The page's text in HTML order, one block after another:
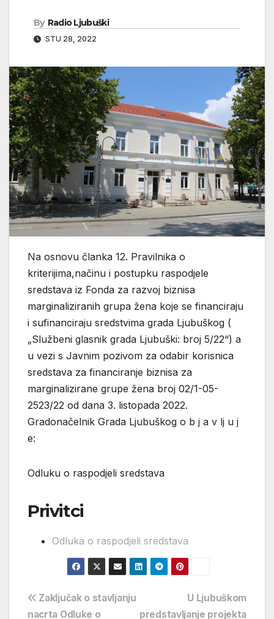
By Radio Ljubuški
STU 28, 2022
Na osnovu članka 12. Pravilnika o
kriterijima,načinu i postupku raspodjele
sredstava iz Fonda za razvoj biznisa
marginaliziranih grupa žena koje se financiraju
i sufinanciraju sredstvima grada Ljubuškog (
„Službeni glasnik grada Ljubuški: broj 5/22“) a
u vezi s Javnim pozivom za odabir korisnica
sredstava za financiranje biznisa za
marginalizirane grupe žena broj 02/1-05-
2523/22 od dana 3. listopada 2022.
Gradonačelnik Grada Ljubuškog o b j a v lj u j
e:
Odluku o raspodjeli sredstava
Privitci
Odluka o raspodjeli sredstava
Navigacija
U Ljubuškom
predstavljanje projekta
Zaključak o stavljanju
nacrta Odluke o